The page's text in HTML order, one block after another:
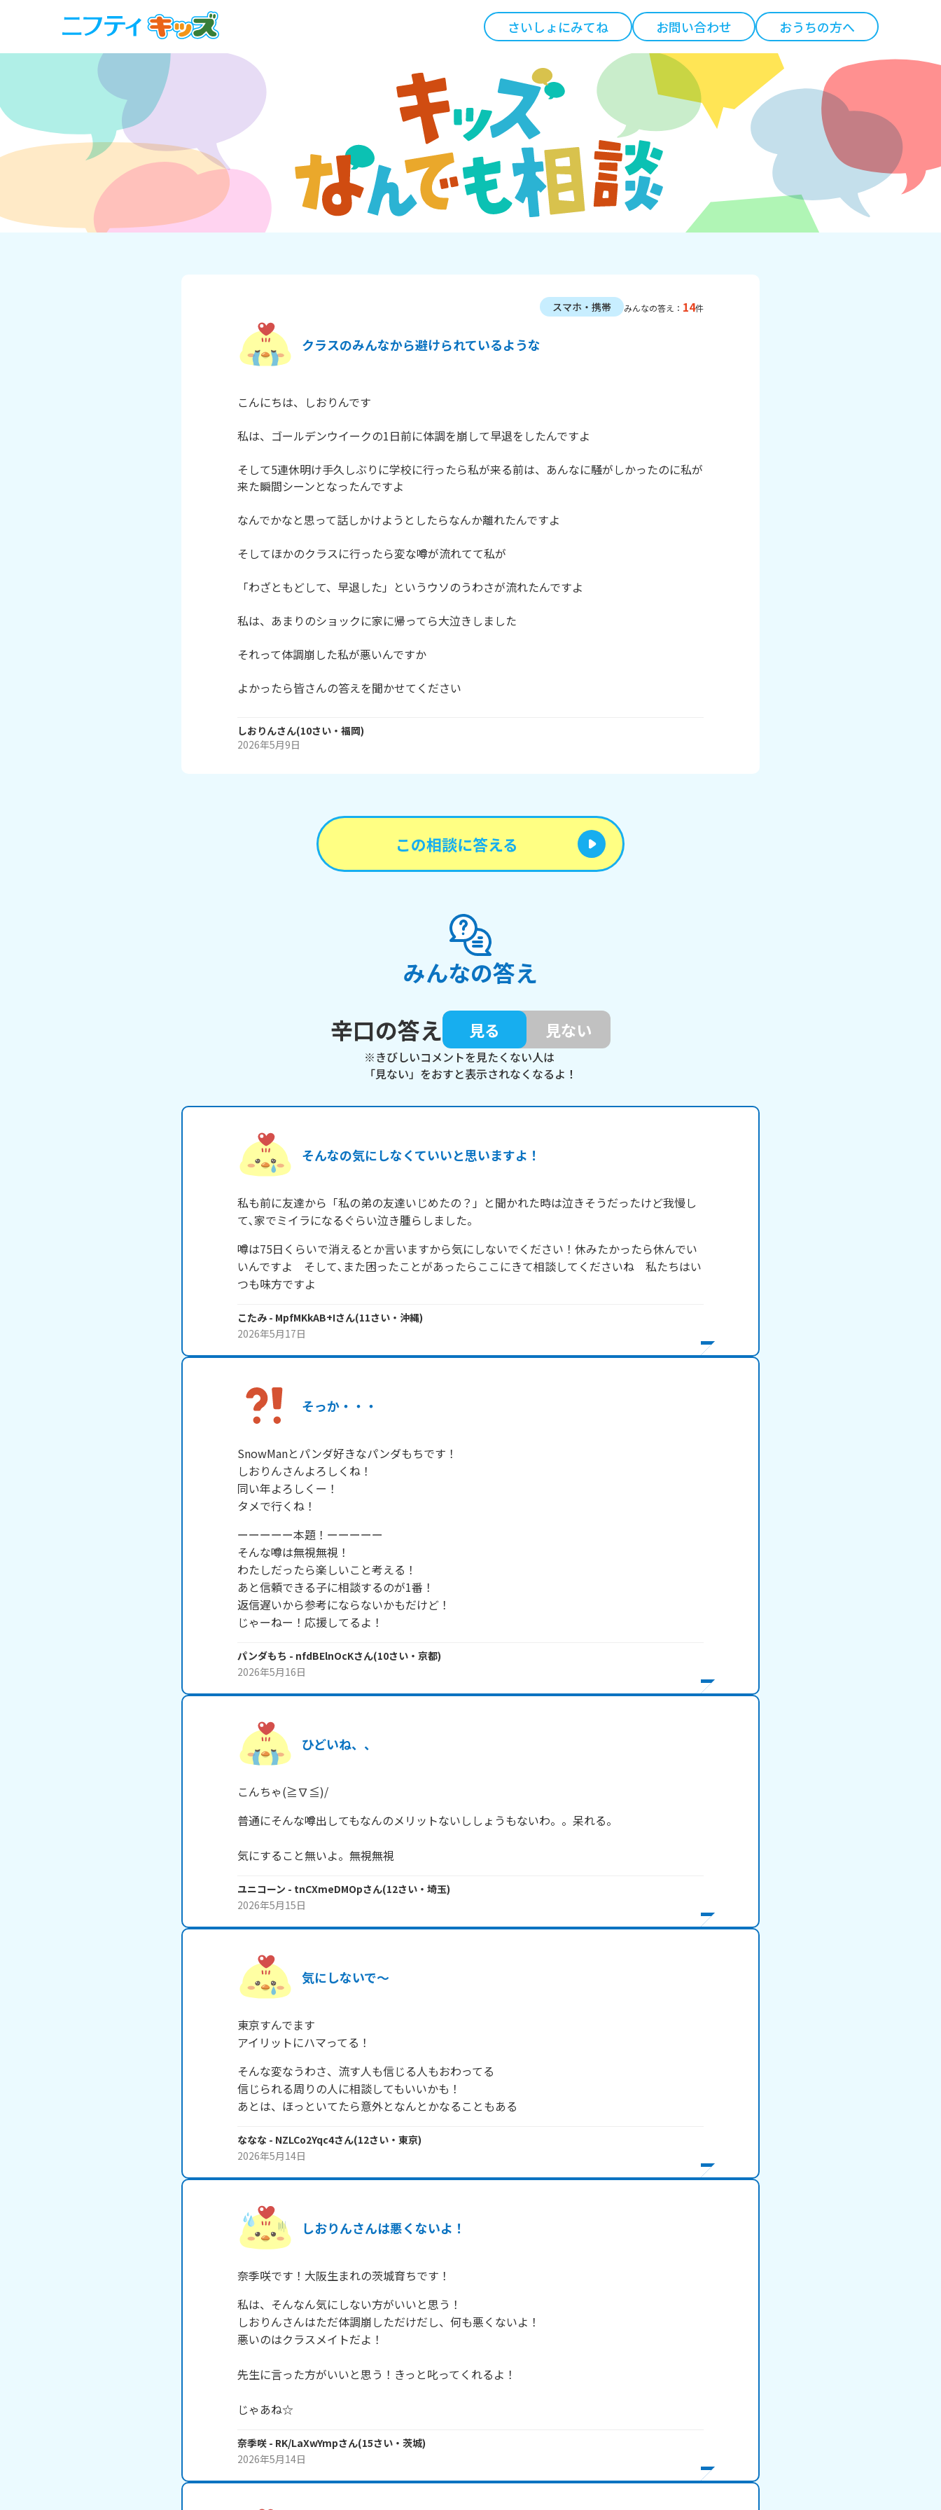
さいしょにみてね お問い合わせ おうちの方へ
スマホ・携帯 みんなの答え： 14件
クラスのみんなから避けられているような
こんにちは、しおりんです
私は、ゴールデンウイークの1日前に体調を崩して早退をしたんですよ
そして5連休明け手久しぶりに学校に行ったら私が来る前は、あんなに騒がしかったのに私が
来た瞬間シーンとなったんですよ
なんでかなと思って話しかけようとしたらなんか離れたんですよ
そしてほかのクラスに行ったら変な噂が流れてて私が
「わざともどして、早退した」というウソのうわさが流れたんですよ
私は、あまりのショックに家に帰ってら大泣きしました
それって体調崩した私が悪いんですか
よかったら皆さんの答えを聞かせてください
しおりんさん(10さい・ 福岡)
2026年5月9日
この相談に答える
みんなの答え
辛口の答え
見る 見ない
※きびしいコメントを見たくない人は
「見ない」をおすと表示されなくなるよ！
そんなの気にしなくていいと思いますよ！
私も前に友達から「私の弟の友達いじめたの？」と聞かれた時は泣きそうだったけど我慢し
て､家でミイラになるぐらい泣き腫らしました。
噂は75日くらいで消えるとか言いますから気にしないでください！休みたかったら休んでい
いんですよ　そして､また困ったことがあったらここにきて相談してくださいね　私たちはい
つも味方ですよ
こたみ - MpfMKkAB+Iさん(11さい・ 沖縄)
2026年5月17日
そっか・・・
SnowManとパンダ好きなパンダもちです！
しおりんさんよろしくね！
同い年よろしくー！
タメで行くね！
ーーーーー本題！ーーーーー
そんな噂は無視無視！
わたしだったら楽しいこと考える！
あと信頼できる子に相談するのが1番！
返信遅いから参考にならないかもだけど！
じゃーねー！応援してるよ！
パンダもち - nfdBElnOcKさん(10さい・ 京都)
2026年5月16日
ひどいね、、
こんちゃ(≧∇≦)/
普通にそんな噂出してもなんのメリットないししょうもないわ。。呆れる。
気にすること無いよ。無視無視
ユニコーン - tnCXmeDMOpさん(12さい・ 埼玉)
2026年5月15日
気にしないで～
東京すんでます
アイリットにハマってる！
そんな変なうわさ、流す人も信じる人もおわってる
信じられる周りの人に相談してもいいかも！
あとは、ほっといてたら意外となんとかなることもある
ななな - NZLCo2Yqc4さん(12さい・ 東京)
2026年5月14日
しおりんさんは悪くないよ！
奈季咲です！大阪生まれの茨城育ちです！
私は、そんなん気にしない方がいいと思う！
しおりんさんはただ体調崩しただけだし、何も悪くないよ！
悪いのはクラスメイトだよ！
先生に言った方がいいと思う！きっと叱ってくれるよ！
じゃあね☆
奈季咲 - RK/LaXwYmpさん(15さい・ 茨城)
2026年5月14日